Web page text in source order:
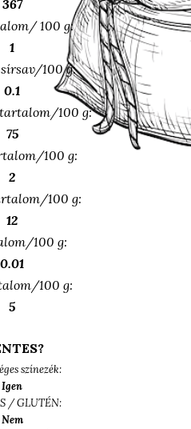
367
100 g:
1
100 g:
0.1
100 g:
75
100 g:
2
100 g:
12
100 g:
0.01
100 g:
5
színezék:
Igen
/ GLUTÉN:
Nem